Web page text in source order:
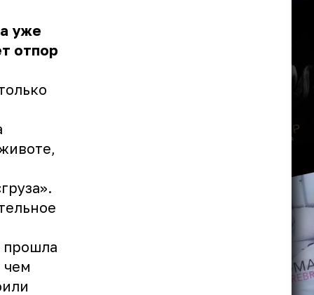
уже
отпор
прошла
чем